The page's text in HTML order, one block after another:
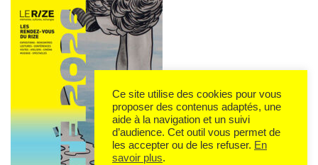
Ce site utilise des cookies pour vous
proposer des contenus adaptés, une
aide à la navigation et un suivi
d’audience. Cet outil vous permet de
les accepter ou de les refuser. En
savoir plus.